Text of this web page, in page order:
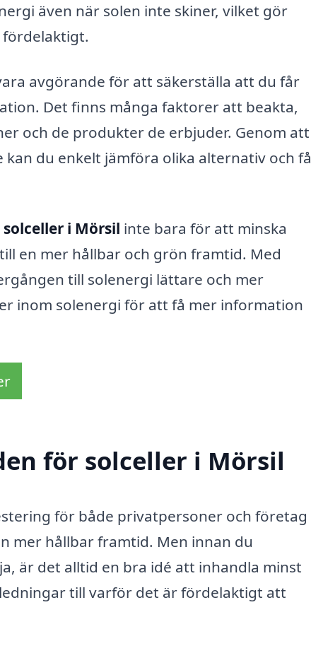
även när solen inte skiner, vilket gör
avgörande för att säkerställa att du får
Det finns många faktorer att beakta,
och de produkter de erbjuder. Genom att
du enkelt jämföra olika alternativ och få
solceller i Mörsil inte bara för att minska
en mer hållbar och grön framtid. Med
till solenergi lättare och mer
inom solenergi för att få mer information
för solceller i Mörsil
för både privatpersoner och företag
mer hållbar framtid. Men innan du
är det alltid en bra idé att inhandla minst
till varför det är fördelaktigt att